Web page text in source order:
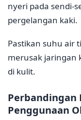
nyeri pada sendi-
pergelangan kaki.
Pastikan suhu air
merusak jaringan
di kulit.
Perbandingan
Penggunaan